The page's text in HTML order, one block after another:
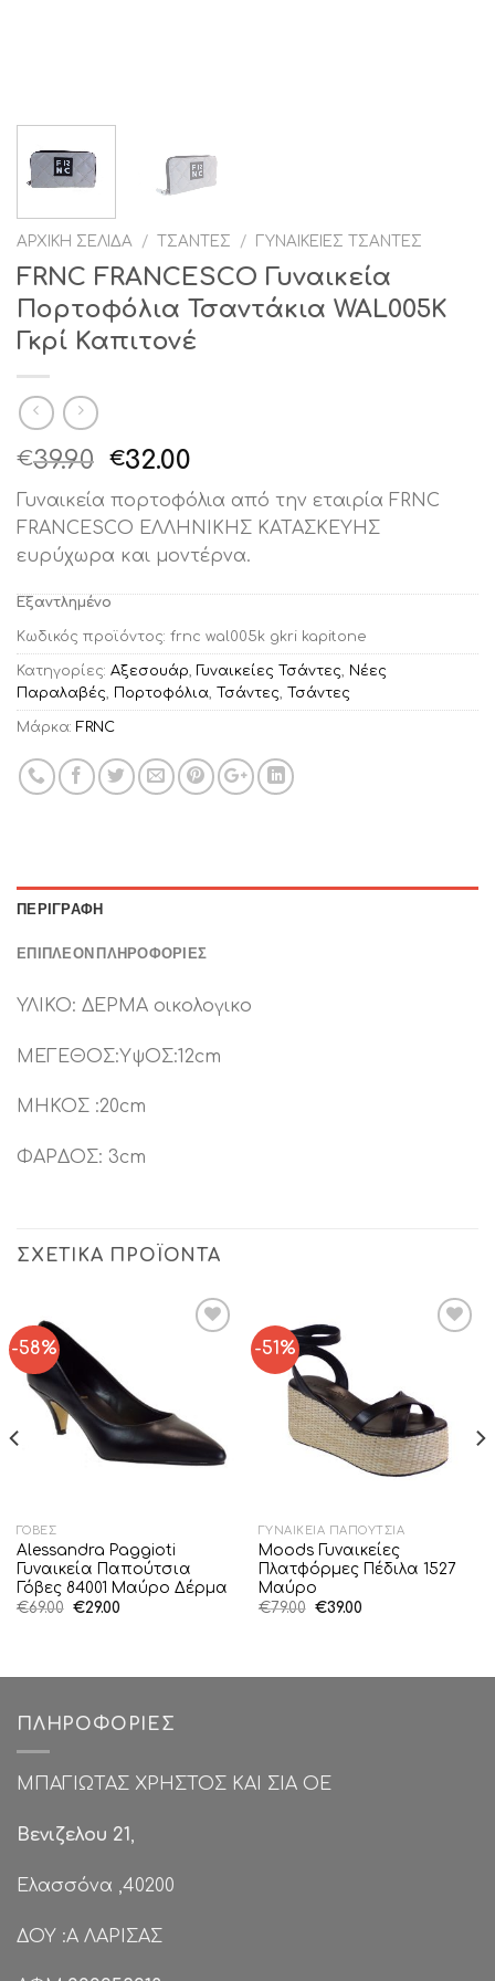
ΑΡΧΙΚΉ ΣΕΛΊΔΑ / ΤΣΆΝΤΕΣ / ΓΥΝΑΙΚΕΊΕΣ ΤΣΆΝΤΕΣ
FRNC FRANCESCO Γυναικεία
Πορτοφόλια Τσαντάκια WAL005Κ
Γκρί Καπιτονέ
€39.90 Original
price
was:
€39.90.
€32.00
τρέχουσα
τιμή
είναι:
€32.00.
Γυναικεία πορτοφόλια από την εταιρία FRNC
FRANCESCO ΕΛΛΗΝΙΚΗΣ ΚΑΤΑΣΚΕΥΗΣ
ευρύχωρα και μοντέρνα.
Εξαντλημένο
Κωδικός προϊόντος: frnc wal005k gkri kapitone
Κατηγορίες: Αξεσουάρ, Γυναικείες Τσάντες, Νέες
Παραλαβές, Πορτοφόλια, Τσάντες, Τσάντες
Μάρκα: FRNC
ΠΕΡΙΓΡΑΦΉ
ΕΠΙΠΛΈΟΝ ΠΛΗΡΟΦΟΡΊΕΣ
ΥΛΙΚΟ: ΔΕΡΜΑ οικολογικο
ΜΕΓΕΘΟΣ:ΥψΟΣ:12cm
ΜΗΚΟΣ :20cm
ΦΑΡΔΟΣ: 3cm
ΣΧΕΤΙΚΆ ΠΡΟΪΌΝΤΑ
-58%
ΓΌΒΕΣ
Alessandra Paggioti
Γυναικεία Παπούτσια
Γόβες 84001 Μαύρο Δέρμα
€69.00 Original
€29.00Η
-51%
ΓΥΝΑΙΚΕΊΑ ΠΑΠΟΎΤΣΙΑ
Moods Γυναικείες
Πλατφόρμες Πέδιλα 1527
Μαύρο
€79.00 Original
€39.00Η
ΠΛΗΡΟΦΟΡΊΕΣ
ΜΠΑΓΙΩΤΑΣ ΧΡΗΣΤΟΣ ΚΑΙ ΣΙΑ ΟΕ
Βενιζελου 21,
Ελασσόνα ,40200
ΔΟΥ :Α ΛΑΡΙΣΑΣ